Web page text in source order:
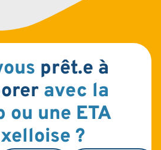
prêt.e à
avec la
ou une ETA
?